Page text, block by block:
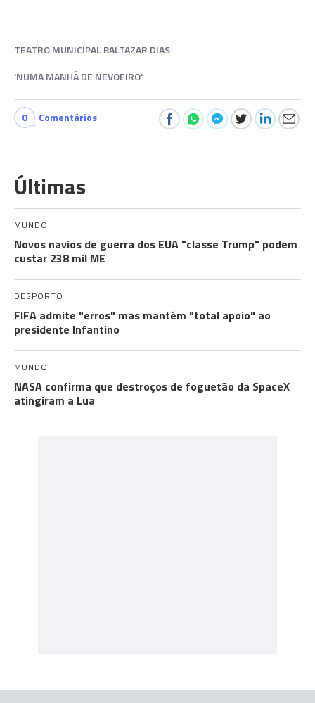
TEATRO MUNICIPAL BALTAZAR DIAS
'NUMA MANHÃ DE NEVOEIRO'
0 Comentários
Últimas
MUNDO
Novos navios de guerra dos EUA "classe Trump" podem
custar 238 mil ME
DESPORTO
FIFA admite "erros" mas mantém "total apoio" ao
presidente Infantino
MUNDO
NASA confirma que destroços de foguetão da SpaceX
atingiram a Lua